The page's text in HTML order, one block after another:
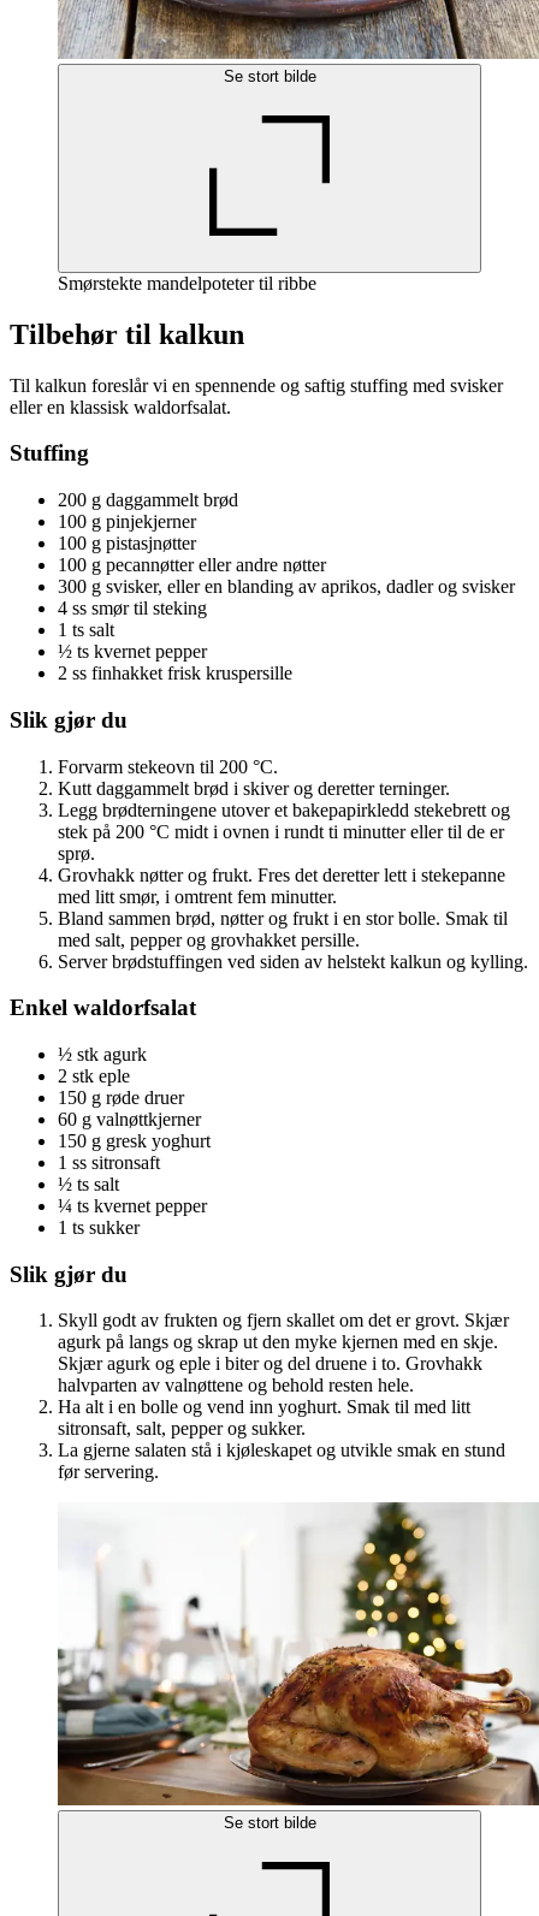
Se stort bilde
Smørstekte mandelpoteter til ribbe
Tilbehør til kalkun
Til kalkun foreslår vi en spennende og saftig stuffing med svisker
eller en klassisk waldorfsalat.
Stuffing
200 g daggammelt brød
100 g pinjekjerner
100 g pistasjnøtter
100 g pecannøtter eller andre nøtter
300 g svisker, eller en blanding av aprikos, dadler og svisker
4 ss smør til steking
1 ts salt
½ ts kvernet pepper
2 ss finhakket frisk kruspersille
Slik gjør du
Forvarm stekeovn til 200 °C.
Kutt daggammelt brød i skiver og deretter terninger.
Legg brødterningene utover et bakepapirkledd stekebrett og
stek på 200 °C midt i ovnen i rundt ti minutter eller til de er
sprø.
Grovhakk nøtter og frukt. Fres det deretter lett i stekepanne
med litt smør, i omtrent fem minutter.
Bland sammen brød, nøtter og frukt i en stor bolle. Smak til
med salt, pepper og grovhakket persille.
Server brødstuffingen ved siden av helstekt kalkun og kylling.
Enkel waldorfsalat
½ stk agurk
2 stk eple
150 g røde druer
60 g valnøttkjerner
150 g gresk yoghurt
1 ss sitronsaft
½ ts salt
¼ ts kvernet pepper
1 ts sukker
Slik gjør du
Skyll godt av frukten og fjern skallet om det er grovt. Skjær
agurk på langs og skrap ut den myke kjernen med en skje.
Skjær agurk og eple i biter og del druene i to. Grovhakk
halvparten av valnøttene og behold resten hele.
Ha alt i en bolle og vend inn yoghurt. Smak til med litt
sitronsaft, salt, pepper og sukker.
La gjerne salaten stå i kjøleskapet og utvikle smak en stund
før servering.
Se stort bilde